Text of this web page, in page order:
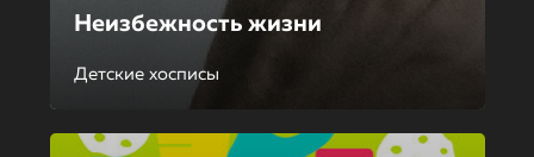
Неизбежность жизни
Детские хосписы